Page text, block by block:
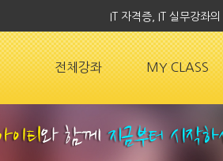
IT 자격증, IT 실무강좌
전체강좌 MY CLASS